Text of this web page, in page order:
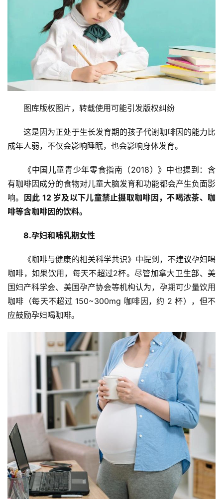
图库版权图片，转载使用可能引发版权纠纷
这是因为正处于生长发育期的孩子代谢咖啡因的能力比
成年人弱，不仅会影响睡眠，也会影响身体发育。
《中国儿童青少年零食指南（2018）》中也提到：含
有咖啡因成分的食物对儿童大脑发育和功能都会产生负面影
响。
因此 12 岁及以下儿童禁止摄取咖啡因，不喝浓茶、咖
啡等含咖啡因的饮料。
8.孕妇和哺乳期女性
《咖啡与健康的相关科学共识》中提到，不建议孕妇喝
咖啡，如果饮用，每天不超过2杯。尽管加拿大卫生部、美
国妇产科学会、美国孕产协会等机构认为，孕期可少量饮用
咖啡（每天不超过 150~300mg 咖啡因，约 2 杯），但不
应鼓励孕妇喝咖啡。